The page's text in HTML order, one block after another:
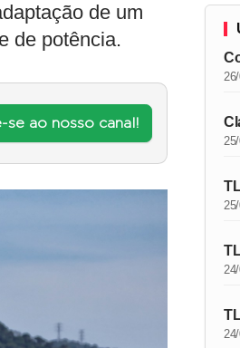
de um
de potência.
se ao nosso canal!